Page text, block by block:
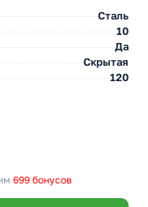
Сталь
10
Да
Скрытая
120
699 бонусов